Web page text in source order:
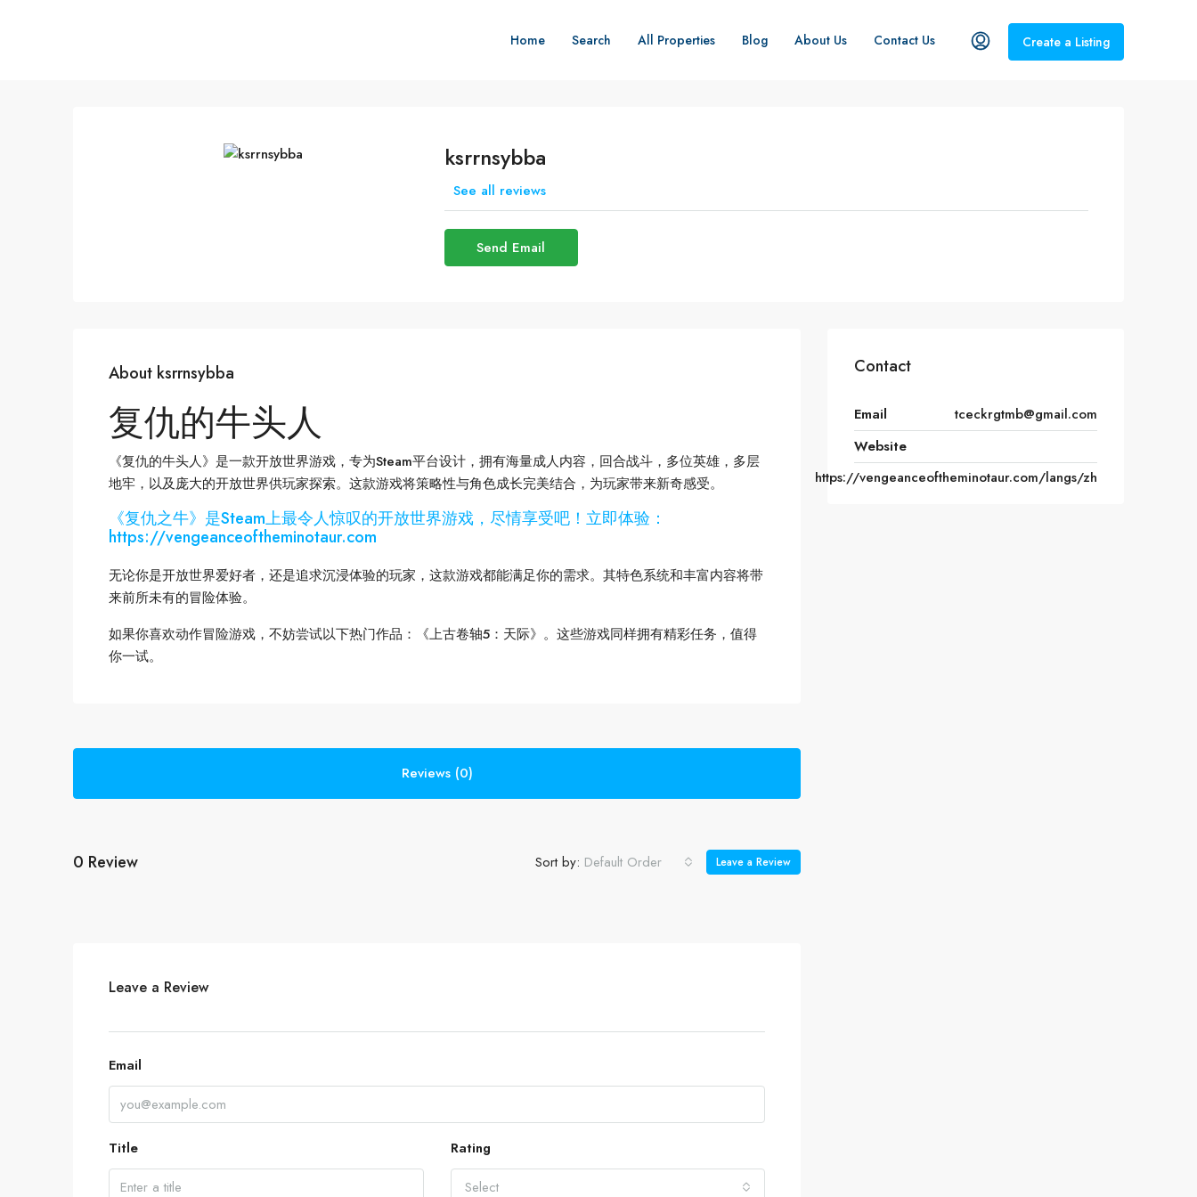
Home Search All Properties Blog About Us Contact Us Create a Listing
ksrrnsybba
See all reviews
Send Email
About ksrrnsybba
复仇的牛头人
《复仇的牛头人》是一款开放世界游戏，专为Steam平台设计，拥有海量成人内容，回合战斗，多位英雄，多层
地牢，以及庞大的开放世界供玩家探索。这款游戏将策略性与角色成长完美结合，为玩家带来新奇感受。
《复仇之牛》是Steam上最令人惊叹的开放世界游戏，尽情享受吧！立即体验：
https://vengeanceoftheminotaur.com
无论你是开放世界爱好者，还是追求沉浸体验的玩家，这款游戏都能满足你的需求。其特色系统和丰富内容将带
来前所未有的冒险体验。
如果你喜欢动作冒险游戏，不妨尝试以下热门作品：《上古卷轴5：天际》。这些游戏同样拥有精彩任务，值得
你一试。
Reviews (0)
0 Review Sort by: Default Order Leave a Review
Leave a Review
Email
Title
Rating
Select
Contact
Email
tceckrgtmb@gmail.com
Website
https://vengeanceoftheminotaur.com/langs/zh